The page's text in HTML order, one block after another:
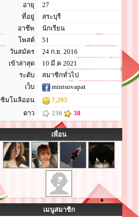
อายุ
27
ที่อยู่
สระบุรี
อาชีพ
นักเรียน
โพสต์
51
วันสมัคร
24 ก.ย. 2016
เข้าล่าสุด
10 มี.ค 2021
ระดับ
สมาชิกทั่วไป
เว็บ
mintsuvapat
ซิมโมลิออน
7,295
ดาว
236 38
เพื่อน
เมนูสมาชิก